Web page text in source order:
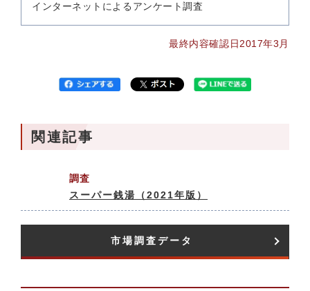
インターネットによるアンケート調査
最終内容確認日2017年3月
関連記事
調査
スーパー銭湯（2021年版）
市場調査データ​